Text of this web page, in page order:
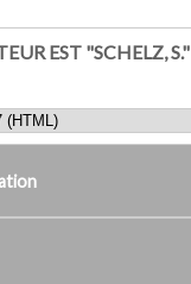
EST "SCHELZ, S."